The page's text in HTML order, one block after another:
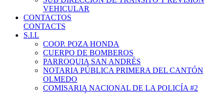
VEHICULAR
CONTACTOS
CONTACTS
S.I.L
COOP. POZA HONDA
CUERPO DE BOMBEROS
PARROQUIA SAN ANDRÉS
NOTARIA PÚBLICA PRIMERA DEL CANTÓN
OLMEDO
COMISARIA NACIONAL DE LA POLICÍA #2